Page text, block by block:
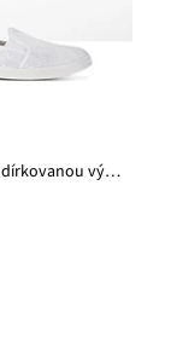
Nazouvací boty s dírkovanou výšivkou